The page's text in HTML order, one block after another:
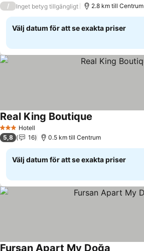
/
Inget betyg tillgängligt 2.8 km till Centrum
Välj datum för att se exakta priser
3 StjärnorHotell
Real King Boutique
5,8 16 0.5 km till Centrum
Välj datum för att se exakta priser
Fursan Apart My Doğa